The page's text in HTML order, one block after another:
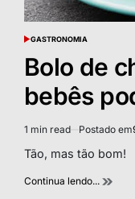
POSTED
GASTRONOMIA
Bolo de
bebês
Estimated
read
1 min read Postado em
Tão, mas tão bom!
Continua lendo...